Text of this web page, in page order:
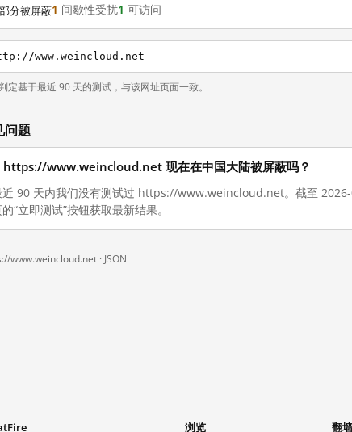
部分被屏蔽1 间歇性受扰1 可访问
www.weincloud.net
定基于最近 90 天的测试，与该网址页面一致。
问题
https://www.weincloud.net 现在在中国大陆被屏蔽吗？
近 90 天内我们没有测试过 https://www.weincloud.net。截至
“立即测试”按钮获取最新结果。
www.weincloud.net · JSON
浏览 翻